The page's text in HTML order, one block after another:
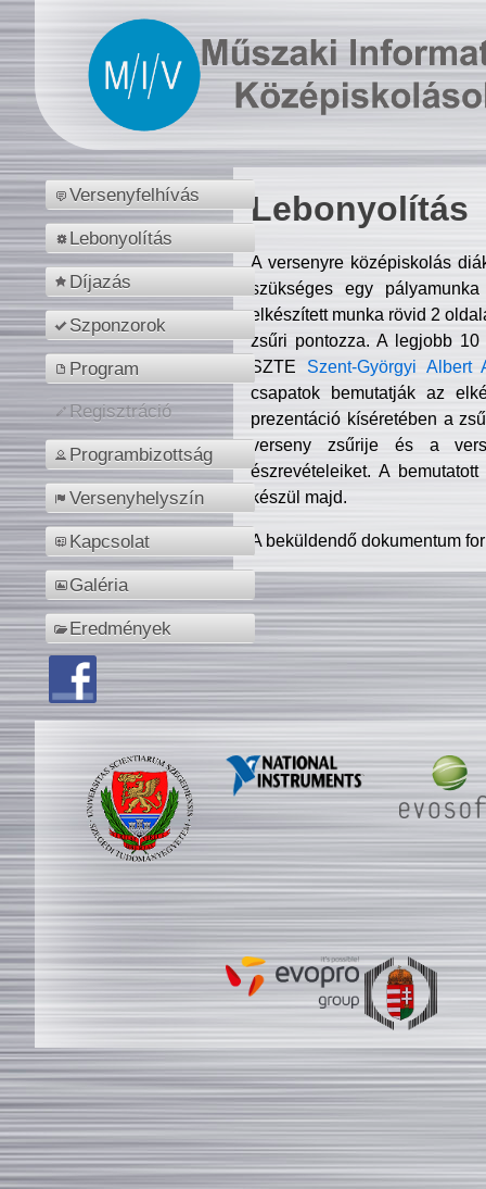
Versenyfelhívás
Lebonyolítás
Díjazás
Szponzorok
Program
Regisztráció
Programbizottság
Versenyhelyszín
Kapcsolat
Galéria
Eredmények
Lebonyolítás
A versenyre középiskolás
szükséges egy
elkészített munka rövid 2
zsűri pontozza. A legjobb
SZTE Szent-Györgyi Albert
csapatok bemutatják az
prezentáció kíséretében a
verseny zsűrije és a
észrevételeiket. A
készül majd.
A beküldendő dokumentum